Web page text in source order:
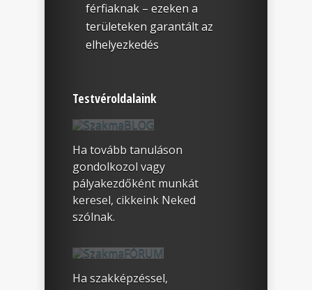
férfiaknak – ezeken a
területeken garantált az
elhelyezkedés
Testvéroldalaink
Ha tovább tanuláson
gondolkozol vagy
pályakezdőként munkát
keresel, cikkeink Neked
szólnak.
Ha szakképzéssel,